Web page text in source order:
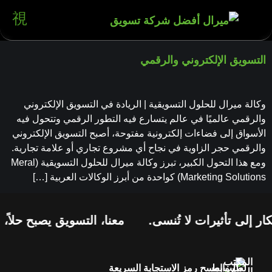
التسويق الإلكتروني والرقمي
وكالة ميرال للحلول التسويقية | الريادة في التسويق الإلكتروني
والرقمي عالميًا في عالم يتسارع فيه التطور الرقمي وتتحول فيه
الأسواق إلى فضاءات إلكترونية مفتوحة، أصبح التسويق الإلكتروني
والرقمي حجر الزاوية في نجاح أي مشروع تجاري أو علامة تجارية.
ومع هذا التحول الكبير، تبرز وكالة ميرال للحلول التسويقية (Meral
Marketing Solutions) كواحدة من أبرز الوكالات العربية […]
معنا، التسويق يصبح إلى تأثيرات لا تُنسى.
المكتب
لطلبروابطامسح رمز الاستجابة السريعة